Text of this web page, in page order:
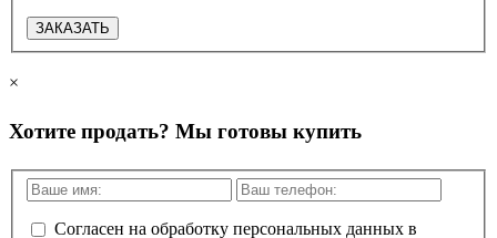
ЗАКАЗАТЬ
×
Хотите продать? Мы готовы купить
Согласен на обработку персональных данных в